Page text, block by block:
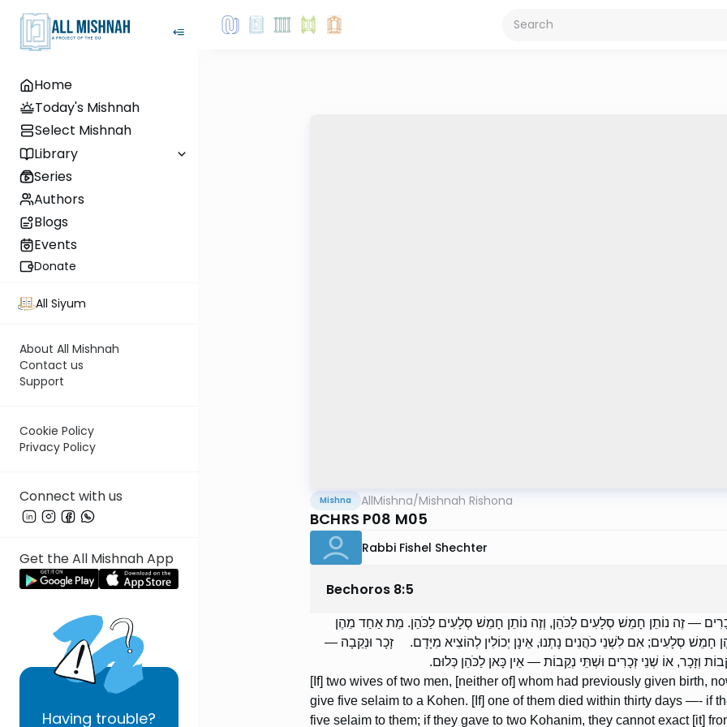
Home
Today's Mishnah
Select Mishnah
Library
Series
Authors
Blogs
Events
Donate
All Siyum
About All Mishnah
Contact us
Support
Cookie Policy
Privacy Policy
Connect with us
Get the All Mishnah App
Having trouble?
Mishna AllMishna/Mishnah Rishona
BCHRS P08 M05
Rabbi Fishel Shechter
Bechoros 8:5
— זֶה נוֹתֵן חָמֵשׁ סְלָעִים לַכֹּהֵן, וְזֶה נוֹתֵן חָמֵשׁ סְלָעִים לַכֹּהֵן. מֵת אַחַד מֵהֶן
חָמֵשׁ סְלָעִים; אִם לִשְׁנֵי כֹהֲנִים נָתְנוּ, אֵינָן יְכוֹלִין לְהוֹצִיא מִיָּדָם. זָכָר וּנְקֵבָה —
וְזָכָר, אוֹ שְׁנֵי זְכָרִים וּשְׁתֵּי נְקֵבוֹת — אֵין כָּאן לַכֹּהֵן כְּלוּם.
[If] two wives of two men, [neither of] whom had previously given birth,
give five selaim to a Kohen. [If] one of them died within thirty days —- if
five selaim to them; if they gave to two Kohanim, they cannot exact [it]